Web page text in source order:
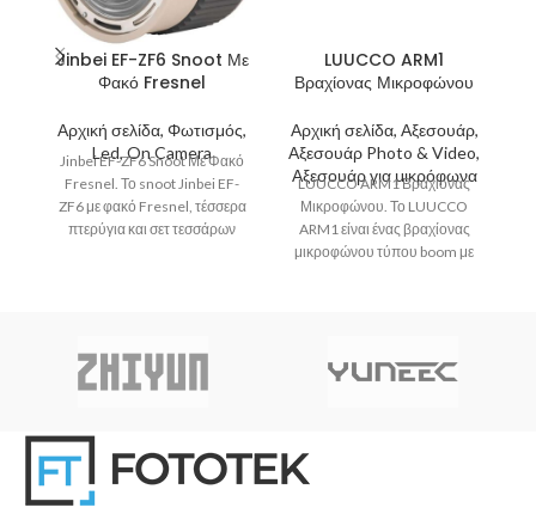
Jinbei EF-ZF6 Snoot Με
Φακό Fresnel
Αρχική σελίδα, Φωτισμός,
Led, On Camera
Jinbei EF-ZF6 Snoot Με Φακό
Fresnel. Το snoot Jinbei EF-
ZF6 με φακό Fresnel, τέσσερα
πτερύγια και σετ τεσσάρων
LUUCCO ARM1
Βραχίονας Μικροφώνου
Αρχική σελίδα, Αξεσουάρ,
Αξεσουάρ Photo & Video,
Αξεσουάρ για μικρόφωνα
LUUCCO ARM1 Βραχίονας
Μικροφώνου. Το LUUCCO
ARM1 είναι ένας βραχίονας
μικροφώνου τύπου boom με